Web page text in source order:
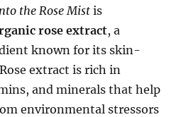
the Rose Mist is
rose extract, a
known for its skin-
extract is rich in
and minerals that help
environmental stressors